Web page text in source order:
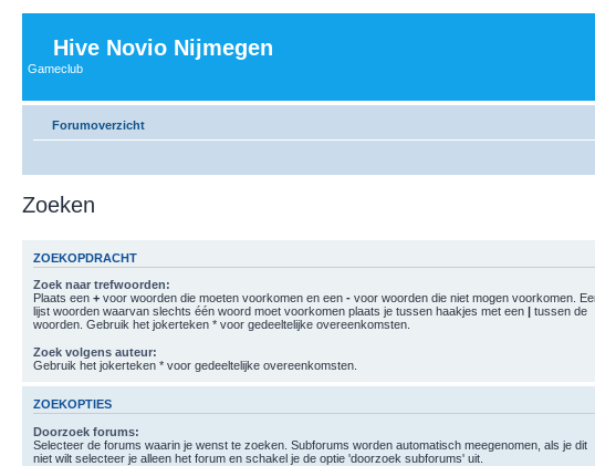
Hive Novio Nijmegen
Gameclub
Forumoverzicht
Zoeken
ZOEKOPDRACHT
Zoek naar trefwoorden:
Plaats een + voor woorden die moeten voorkomen en een - voor woorden die niet mogen voorkomen.
lijst woorden waarvan slechts één woord moet voorkomen plaats je tussen haakjes met een | tussen de
woorden. Gebruik het jokerteken * voor gedeeltelijke overeenkomsten.
Zoek volgens auteur:
Gebruik het jokerteken * voor gedeeltelijke overeenkomsten.
ZOEKOPTIES
Doorzoek forums:
Selecteer de forums waarin je wenst te zoeken. Subforums worden automatisch meegenomen, als je dit
niet wilt selecteer je alleen het forum en schakel je de optie 'doorzoek subforums' uit.